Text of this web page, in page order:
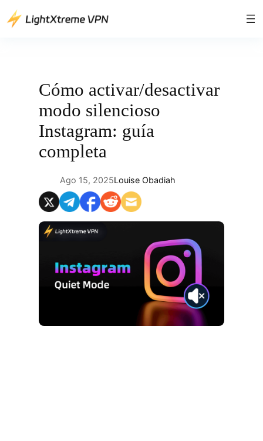
Saltar
Cómo activar/desactivar
modo silencioso
Instagram: guía
completa
Ago 15, 2025Louise Obadiah